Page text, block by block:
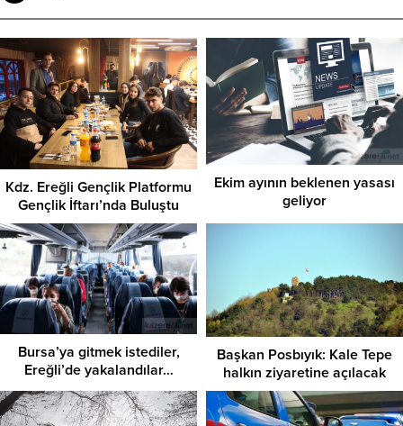
Kdz. Ereğli Gençlik Platformu
Gençlik İftarı’nda Buluştu
Ekim ayının beklenen yasası
geliyor
Bursa’ya gitmek istediler,
Ereğli’de yakalandılar…
Başkan Posbıyık: Kale Tepe
halkın ziyaretine açılacak